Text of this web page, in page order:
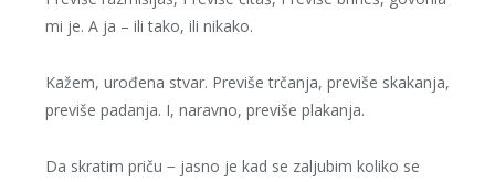
mi je. A ja – ili tako, ili nikako.
Kažem, urođena stvar. Previše trčanja, previše skakanja,
previše padanja. I, naravno, previše plakanja.
Da skratim priču − jasno je kad se zaljubim koliko se